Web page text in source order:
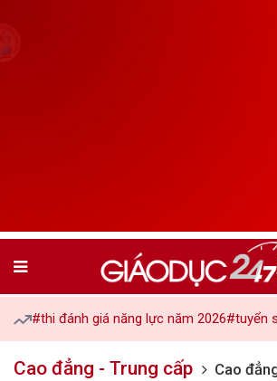
#thi đánh giá năng lực năm 2026#tuyển
Cao đẳng - Trung cấp Cao